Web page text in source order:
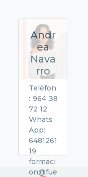
Andr
ea
Nava
rro
Telèfon
: 964 38
72 12
Whats
App:
6481261
19
formaci
on@fue